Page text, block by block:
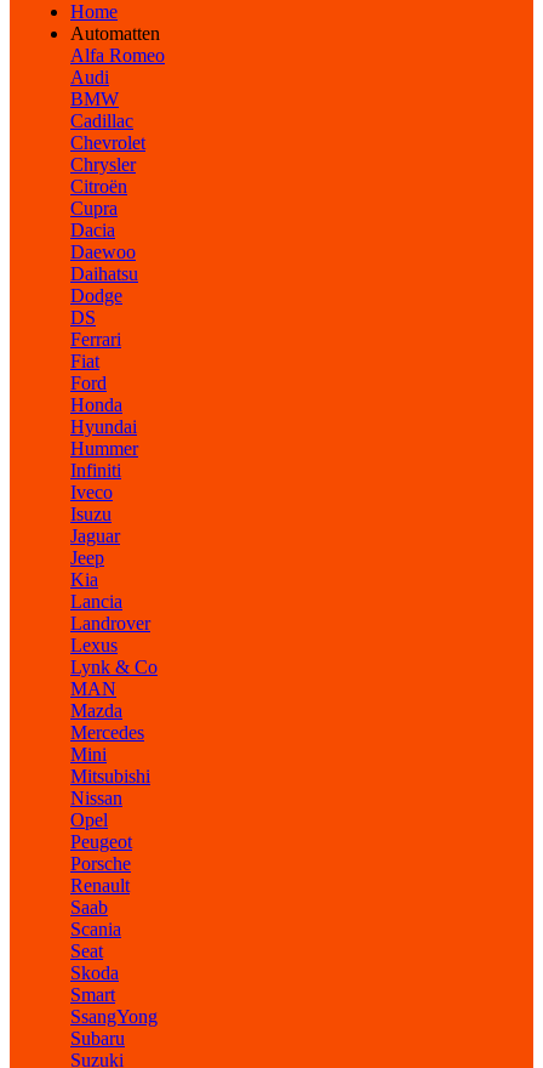
Home
Automatten
Alfa Romeo
Audi
BMW
Cadillac
Chevrolet
Chrysler
Citroën
Cupra
Dacia
Daewoo
Daihatsu
Dodge
DS
Ferrari
Fiat
Ford
Honda
Hyundai
Hummer
Infiniti
Iveco
Isuzu
Jaguar
Jeep
Kia
Lancia
Landrover
Lexus
Lynk & Co
MAN
Mazda
Mercedes
Mini
Mitsubishi
Nissan
Opel
Peugeot
Porsche
Renault
Saab
Scania
Seat
Skoda
Smart
SsangYong
Subaru
Suzuki